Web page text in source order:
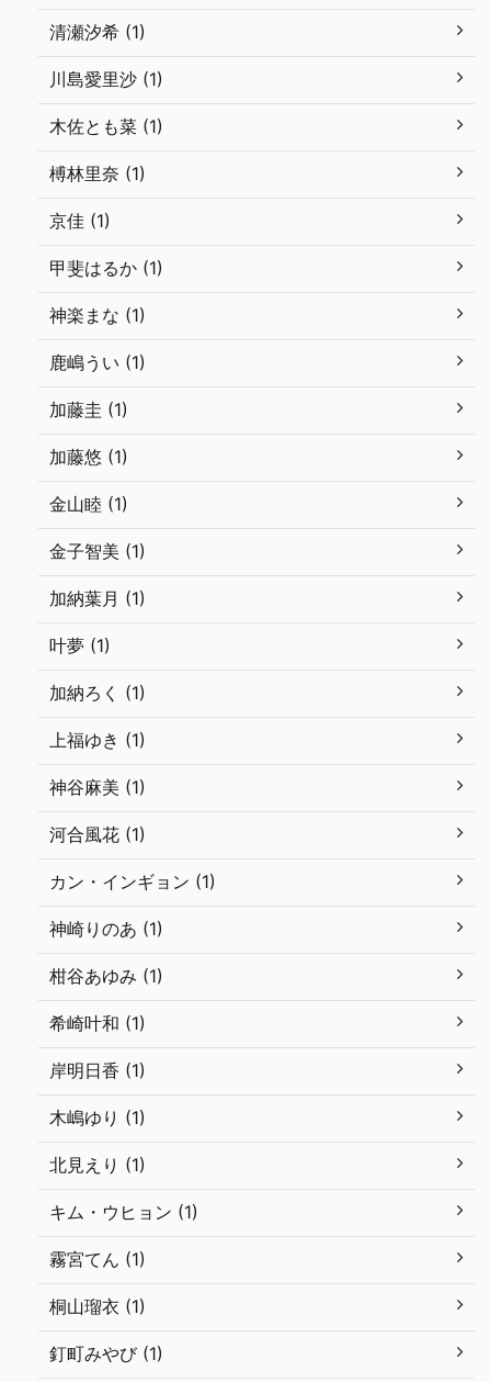
清瀬汐希 (1)
川島愛里沙 (1)
木佐とも菜 (1)
榑林里奈 (1)
京佳 (1)
甲斐はるか (1)
神楽まな (1)
鹿嶋うい (1)
加藤圭 (1)
加藤悠 (1)
金山睦 (1)
金子智美 (1)
加納葉月 (1)
叶夢 (1)
加納ろく (1)
上福ゆき (1)
神谷麻美 (1)
河合風花 (1)
カン・インギョン (1)
神崎りのあ (1)
柑谷あゆみ (1)
希崎叶和 (1)
岸明日香 (1)
木嶋ゆり (1)
北見えり (1)
キム・ウヒョン (1)
霧宮てん (1)
桐山瑠衣 (1)
釘町みやび (1)